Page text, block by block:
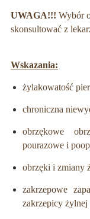
UWAGA!!! Wybór
skonsultować z
Wskazania:
żylakowatość
chroniczna
obrzękowe
pourazowe i
obrzęki i zmiany
zakrzepowe
zakrzepicy żylnej